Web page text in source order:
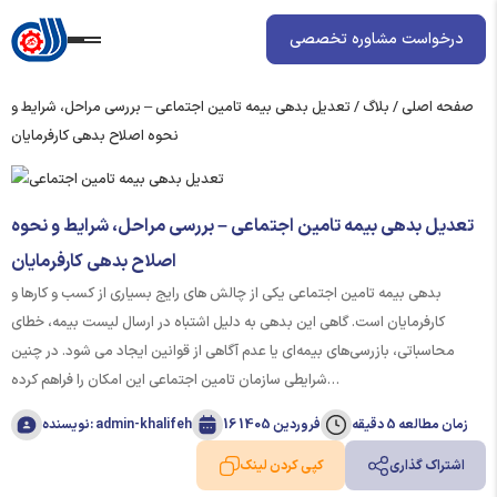
درخواست مشاوره تخصصی
صفحه اصلی/ بلاگ/ تعدیل بدهی بیمه تامین اجتماعی – بررسی مراحل، شرایط و
نحوه اصلاح بدهی کارفرمایان
تعدیل بدهی بیمه تامین اجتماعی – بررسی مراحل، شرایط و نحوه
اصلاح بدهی کارفرمایان
بدهی بیمه تامین اجتماعی یکی از چالش‌ های رایج بسیاری از کسب‌ و کارها و
کارفرمایان است. گاهی این بدهی به دلیل اشتباه در ارسال لیست بیمه، خطای
محاسباتی، بازرسی‌های بیمه‌ای یا عدم آگاهی از قوانین ایجاد می‌ شود. در چنین
شرایطی سازمان تامین اجتماعی این امکان را فراهم کرده…
نویسنده: admin-khalifeh 16 فروردین 1405 زمان مطالعه 5 دقیقه
اشتراک گذاری کپی کردن لینک